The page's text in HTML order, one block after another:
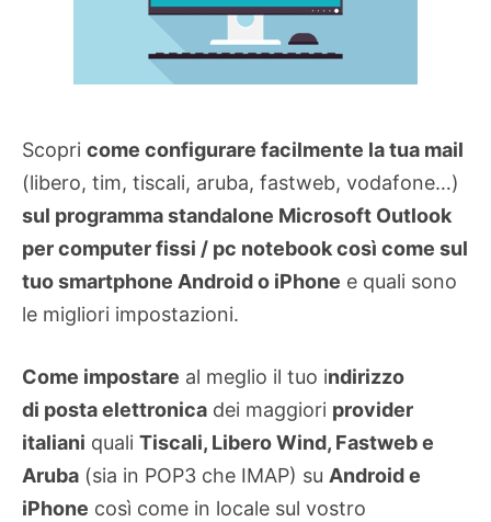
Scopri come configurare facilmente la tua mail
(libero, tim, tiscali, aruba, fastweb, vodafone…)
sul programma standalone Microsoft Outlook
per computer fissi / pc notebook così come sul
tuo smartphone Android o iPhone e quali sono
le migliori impostazioni.
Come impostare al meglio il tuo indirizzo
di posta elettronica dei maggiori provider
italiani quali Tiscali, Libero Wind, Fastweb e
Aruba (sia in POP3 che IMAP) su Android e
iPhone così come in locale sul vostro